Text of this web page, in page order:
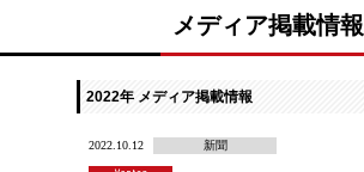
メディア掲載情報
2022年 メディア掲載情報
2022.10.12 新聞